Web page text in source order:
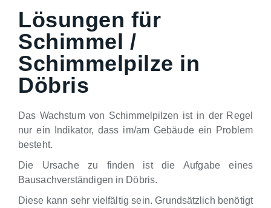
Lösungen für
Schimmel /
Schimmelpilze in
Döbris
Das Wachstum von Schimmelpilzen ist in der Regel
nur ein Indikator, dass im/am Gebäude ein Problem
besteht.
Die Ursache zu finden ist die Aufgabe eines
Bausachverständigen in Döbris.
Diese kann sehr vielfältig sein. Grundsätzlich benötigt